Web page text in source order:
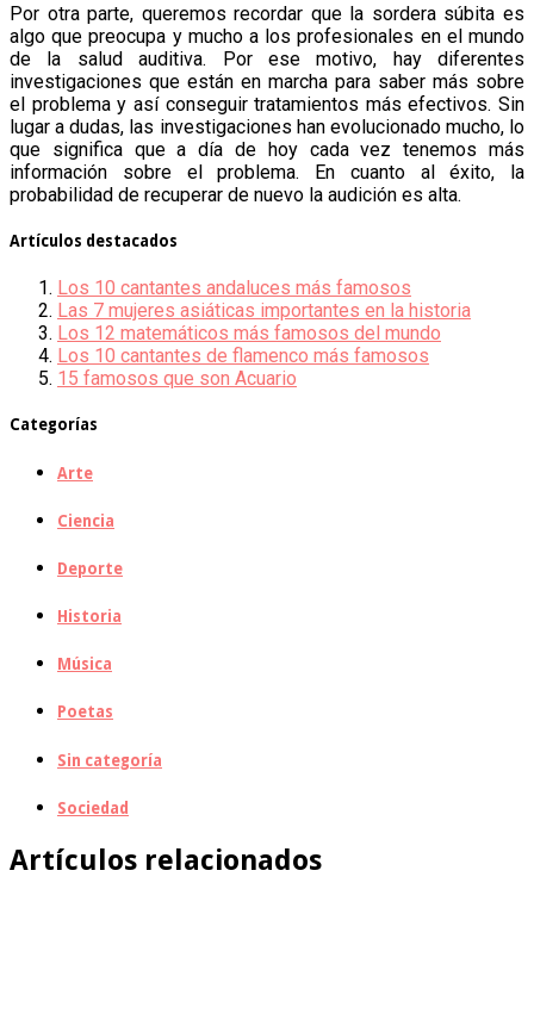
Por otra parte, queremos recordar que la sordera súbita es
algo que preocupa y mucho a los profesionales en el mundo
de la salud auditiva. Por ese motivo, hay diferentes
investigaciones que están en marcha para saber más sobre
el problema y así conseguir tratamientos más efectivos. Sin
lugar a dudas, las investigaciones han evolucionado mucho, lo
que significa que a día de hoy cada vez tenemos más
información sobre el problema. En cuanto al éxito, la
probabilidad de recuperar de nuevo la audición es alta.
Artículos destacados
Los 10 cantantes andaluces más famosos
Las 7 mujeres asiáticas importantes en la historia
Los 12 matemáticos más famosos del mundo
Los 10 cantantes de flamenco más famosos
15 famosos que son Acuario
Categorías
Arte
Ciencia
Deporte
Historia
Música
Poetas
Sin categoría
Sociedad
Artículos relacionados